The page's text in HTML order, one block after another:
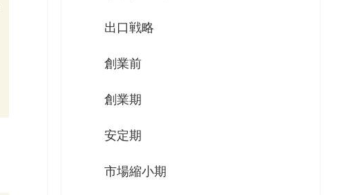
出口戦略
創業前
創業期
安定期
市場縮小期